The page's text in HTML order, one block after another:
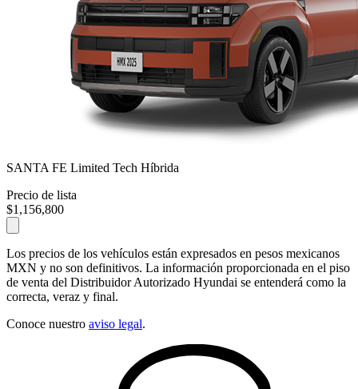
SANTA FE Limited Tech Híbrida
Precio de lista
$1,156,800
Los precios de los vehículos están expresados en pesos mexicanos
MXN y no son definitivos. La información proporcionada en el piso
de venta del Distribuidor Autorizado Hyundai se entenderá como la
correcta, veraz y final.
Conoce nuestro aviso legal.